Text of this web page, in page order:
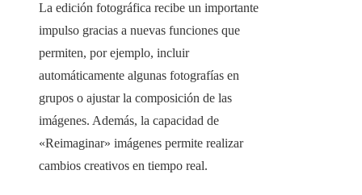
La edición fotográfica recibe un importante
impulso gracias a nuevas funciones que
permiten, por ejemplo, incluir
automáticamente algunas fotografías en
grupos o ajustar la composición de las
imágenes. Además, la capacidad de
«Reimaginar» imágenes permite realizar
cambios creativos en tiempo real.